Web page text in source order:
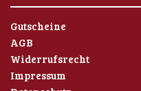
Gutscheine
AGB
Widerrufsrecht
Impressum